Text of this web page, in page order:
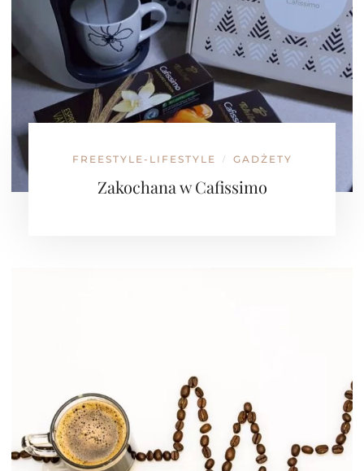
FREESTYLE-LIFESTYLE / GADŻETY
Zakochana w Cafissimo